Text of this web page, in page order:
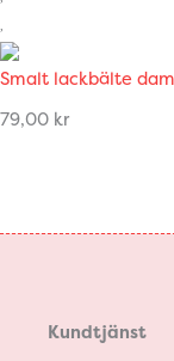
Smalt lackbälte
79,00 kr
Kundtjänst